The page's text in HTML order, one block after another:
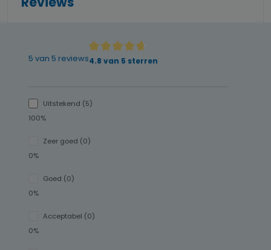
5 van 5 reviewsGemiddelde waardering van 4.8 van 5 sterren
4.8 van 5 sterren
Uitstekend (5)
100%
Zeer goed (0)
0%
Goed (0)
0%
Acceptabel (0)
0%